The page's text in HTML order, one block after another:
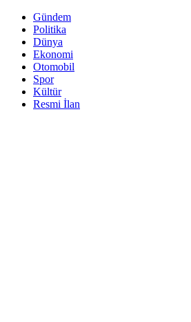
Gündem
Politika
Dünya
Ekonomi
Otomobil
Spor
Kültür
Resmi İlan